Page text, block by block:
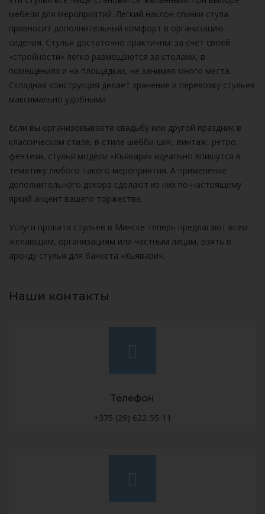
мебели для мероприятий. Легкий наклон спинки стула
привносит дополнительный комфорт в организацию
сидения. Стулья достаточно практичны: за счет своей
«стройности» легко размещаются за столами, в
помещениях и на площадках, не занимая много места.
Складная конструкция делает хранение и перевозку стульев
максимально удобными.
Если вы организовываете свадьбу или другой праздник в
классическом стиле, в стиле шебби-шик, винтаж, ретро,
фентези, стулья модели «Кьявари» идеально впишутся в
тематику любого такого мероприятия. А применение
дополнительного декора сделают из них по-настоящему
яркий акцент вашего торжества.
Услуги проката стульев в Минске теперь предлагают всем
желающим, организациям или частным лицам, взять в
аренду стулья для банкета «Кьявари».
Наши контакты
Телефон
+375 (29) 622-55-11